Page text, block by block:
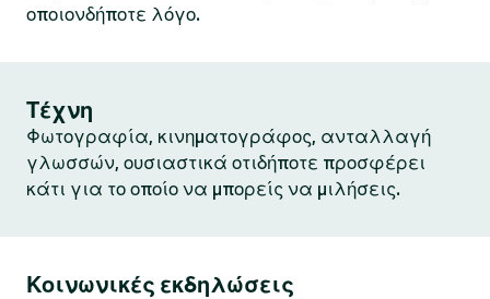
οποιονδήποτε λόγο.
Τέχνη
Φωτογραφία, κινηματογράφος, ανταλλαγή
γλωσσών, ουσιαστικά οτιδήποτε προσφέρει
κάτι για το οποίο να μπορείς να μιλήσεις.
Κοινωνικές εκδηλώσεις